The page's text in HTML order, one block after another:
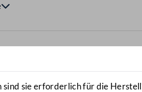
öffnen
sie erforderlich für die